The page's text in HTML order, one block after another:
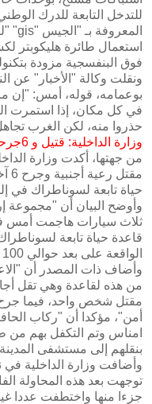
‬فوق‮ ‬البنفسجية‮ ‬مزودة‮ ‬بتكنولوجيا‮ ‬متطورة‮.‬
ونقلت وكالة "الأخبار" عن
بوعمامه، قوله، أمس: "إن
في كل مكان، إذا استمرت
حذروا منه، لكن الغرب
وزارة‮ ‬الداخلية‮: ‬قتيل‮ ‬و6‮ ‬جرحى‮ ‬واختطاف‮ ‬عمال
من جهتها، أكدت وزارة
حياة تابعة لسوناطراك في
وأوضح البيان أن "مجموعة
‬الواقعة‮ ‬على‮ ‬بعد‮ ‬حوالي‮ ‬100‮ ‬كلم‮ ‬من‮ ‬الحدود‮ ‬الجزائرية‮ ‬الليبية‮".‬
وأضاف ذات المصدر أن
من هذه لقاعدة وهي تقل
مقتل شخص واحد، فيما جرح
أمن"، مؤكدا أن "ركاب
امناس وتم التكفل بهم
‬بنقلهم‮ ‬إلى‮ ‬مستشفى‮
وأضافت وزارة الداخلية في
توجهت بعد هذه المحاولة
جزءا منها واختطفت عددا